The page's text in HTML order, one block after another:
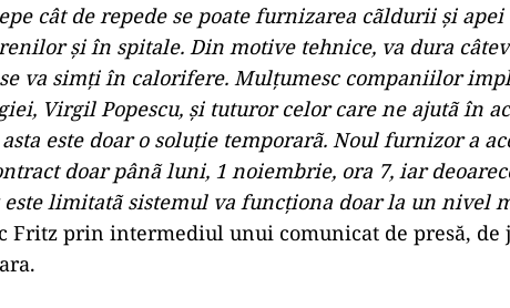
cât de repede se poate furnizarea cãldurii şi
şi în spitale. Din motive tehnice, va dura
va simţi în calorifere. Mulţumesc companiilor
Virgil Popescu, şi tuturor celor care ne ajutã în
este doar o soluţie temporarã. Noul furnizor a
doar pânã luni, 1 noiembrie, ora 7, iar
este limitatã sistemul va funcţiona doar la un nivel
Fritz prin intermediul unui comunicat de presă, de